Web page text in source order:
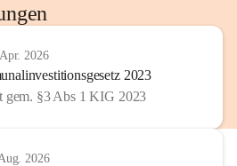
2026
2023
gem. §3 Abs 1 KIG 2023
2026